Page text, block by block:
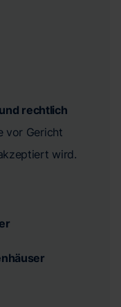
rechtlich
vor Gericht
wird.